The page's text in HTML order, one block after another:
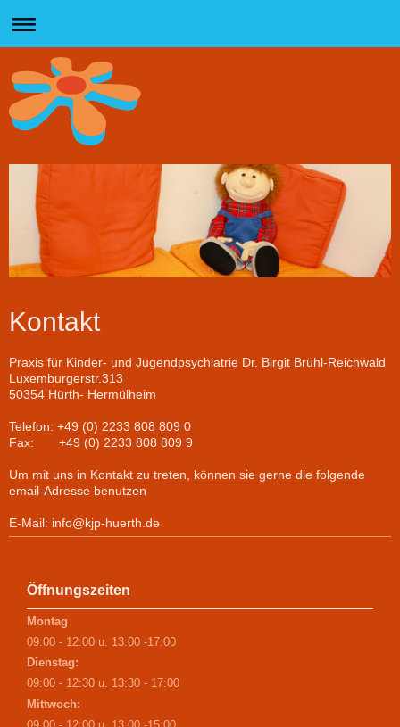
Kontakt
Praxis für Kinder- und Jugendpsychiatrie Dr. Birgit Brühl-Reichwald
Luxemburgerstr.313
50354 Hürth- Hermülheim
Telefon: +49 (0) 2233 808 809 0
Fax: +49 (0) 2233 808 809 9
Um mit uns in Kontakt zu treten, können sie gerne die folgende
email-Adresse benutzen
E-Mail: info@kjp-huerth.de
Öffnungszeiten
Montag
09:00 - 12:00 u. 13:00 -17:00
Dienstag:
09:00 - 12:30 u. 13:30 - 17:00
Mittwoch: